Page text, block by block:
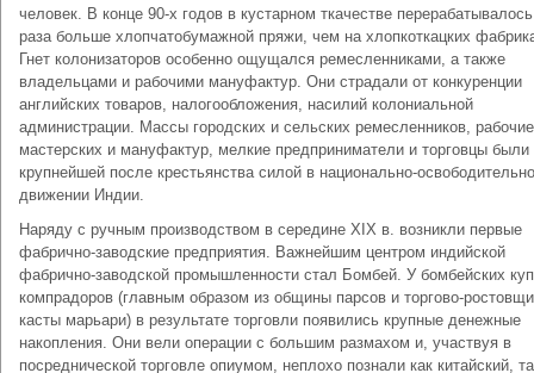
человек. В конце 90-х годов в кустарном ткачестве
раза больше хлопчатобумажной пряжи, чем на хлопкоткацких
Гнет колонизаторов особенно ощущался ремесленниками, а также
владельцами и рабочими мануфактур. Они страдали от конкуренции
английских товаров, налогообложения, насилий колониальной
администрации. Массы городских и сельских ремесленников, рабочие
мастерских и мануфактур, мелкие предприниматели и торговцы были
крупнейшей после крестьянства силой в национально-
движении Индии.
Наряду с ручным производством в середине XIX в. возникли первые
фабрично-заводские предприятия. Важнейшим центром индийской
фабрично-заводской промышленности стал Бомбей. У бомбейских
компрадоров (главным образом из общины парсов и торгово-
касты марьари) в результате торговли появились крупные денежные
накопления. Они вели операции с большим размахом и, участвуя в
посреднической торговле опиумом, неплохо познали как китайский,